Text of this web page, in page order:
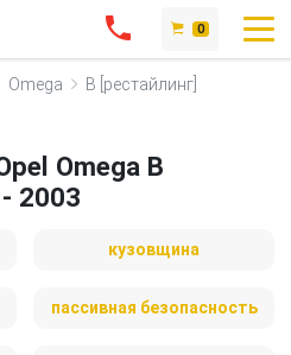
0
Omega B [рестайлинг]
Omega B
2003
кузовщина
пассивная безопасность